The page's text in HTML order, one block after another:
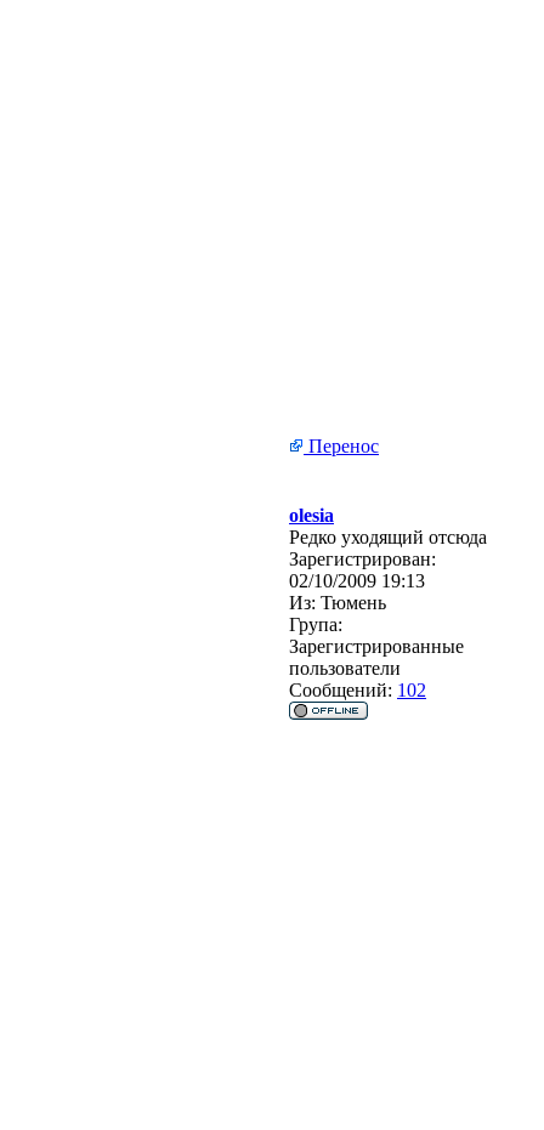
Перенос
olesia
Редко уходящий отсюда
Зарегистрирован:
02/10/2009 19:13
Из: Тюмень
Група:
Зарегистрированные
пользователи
Сообщений: 102